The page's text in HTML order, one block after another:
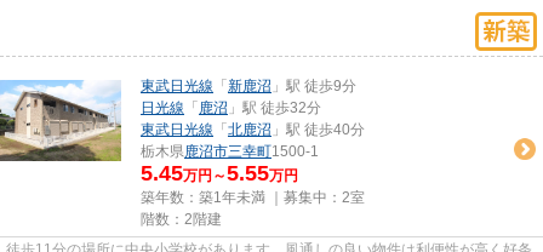
東武日光線 「 新鹿沼 」駅 徒歩9分
日光線 「 鹿沼 」駅 徒歩32分
東武日光線 「 北鹿沼 」駅 徒歩40分
栃木県鹿沼市三幸町1500-1
5.45万円～5.55万円
築年数：築1年未満 ｜募集中： 2室
階数：2階建